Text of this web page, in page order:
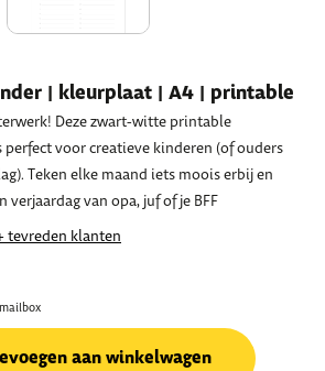
| kleurplaat | A4 | printable
Deze zwart-witte printable
perfect voor creatieve kinderen (of ouders
Teken elke maand iets moois erbij en
verjaardag van opa, juf of je BFF
tevreden klanten
aan winkelwagen